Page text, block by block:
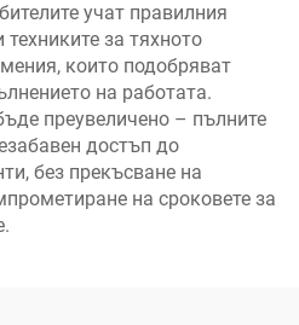
учат правилния
за тяхното
които подобряват
на работата.
преувеличено – пълните
достъп до
без прекъсване на
на сроковете за